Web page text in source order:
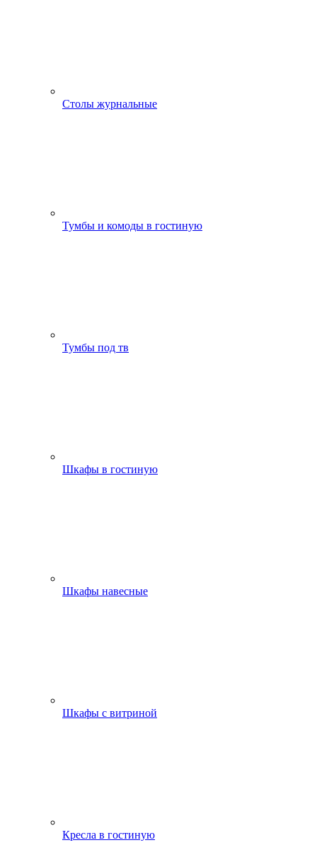
Столы журнальные
Тумбы и комоды в гостиную
Тумбы под тв
Шкафы в гостиную
Шкафы навесные
Шкафы с витриной
Кресла в гостиную